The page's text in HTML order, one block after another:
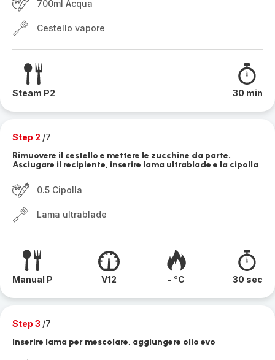
700ml Acqua
Cestello vapore
Steam P2 30 min
Step 2 /7
Rimuovere il cestello e mettere le zucchine da parte.
Asciugare il recipiente, inserire lama ultrablade e la cipolla
0.5 Cipolla
Lama ultrablade
Manual P V12 - °C 30 sec
Step 3 /7
Inserire lama per mescolare, aggiungere olio evo